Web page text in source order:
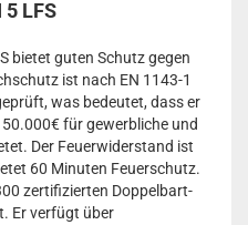
LFS
bietet guten Schutz gegen
ist nach EN 1143-1
was bedeutet, dass er
für gewerbliche und
Der Feuerwiderstand ist
60 Minuten Feuerschutz.
zertifizierten Doppelbart-
Er verfügt über